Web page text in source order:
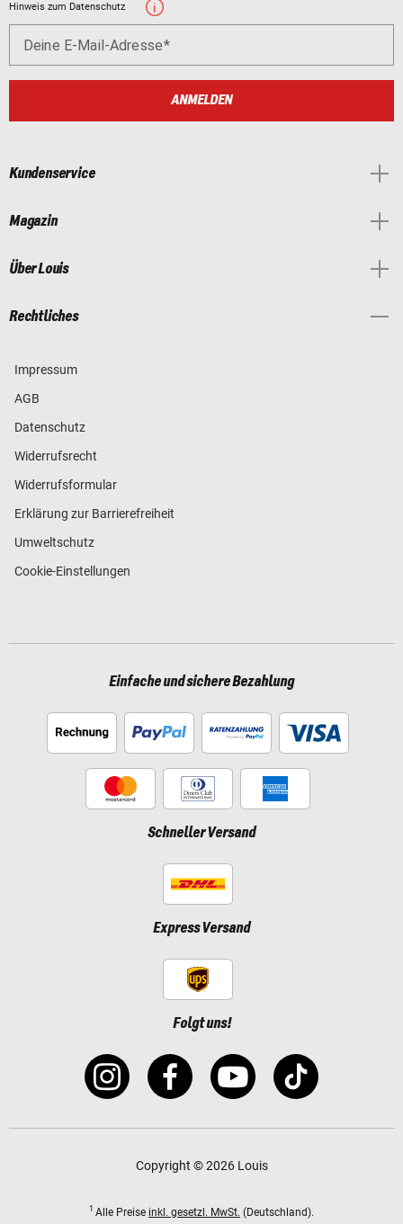
Hinweis zum Datenschutz
Deine E-Mail-Adresse
ANMELDEN
Kundenservice
Magazin
Über Louis
Rechtliches
Impressum
AGB
Datenschutz
Widerrufsrecht
Widerrufsformular
Erklärung zur Barrierefreiheit
Umweltschutz
Cookie-Einstellungen
Einfache und sichere Bezahlung
Schneller Versand
Express Versand
Folgt uns!
Copyright © 2026 Louis
1 Alle Preise inkl. gesetzl. MwSt. (Deutschland).